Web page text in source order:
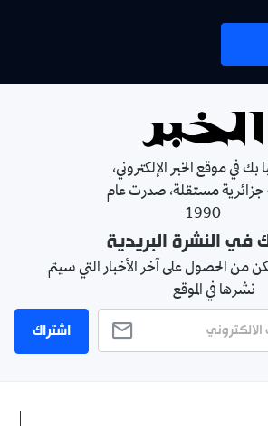
بك في موقع الخبر الإلكتروني،
جزائرية مستقلة، صدرت عام
1990
في النشرة البريدية
من الحصول على آخر الأخبار التي سيتم
نشرها في الموقع
اشتراك